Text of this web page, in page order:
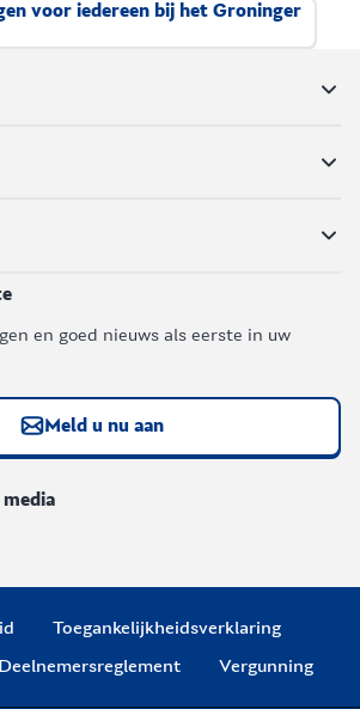
voor iedereen bij het Groninger
iedereen die gebruik maakt van
via de tast kan ervaren. Het
mensen met Alzheimer.
toegankelijkheid.
en goed nieuws als eerste in uw
Meld u nu aan
Toegankelijkheidsverklaring
Deelnemersreglement Vergunning